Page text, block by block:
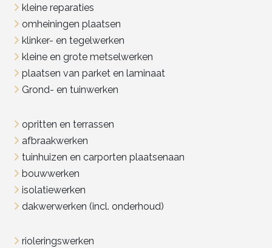
kleine reparaties
omheiningen plaatsen
klinker- en tegelwerken
kleine en grote metselwerken
plaatsen van parket en laminaat
Grond- en tuinwerken
opritten en terrassen
afbraakwerken
tuinhuizen en carporten plaatsenaan
bouwwerken
isolatiewerken
dakwerwerken (incl. onderhoud)
rioleringswerken